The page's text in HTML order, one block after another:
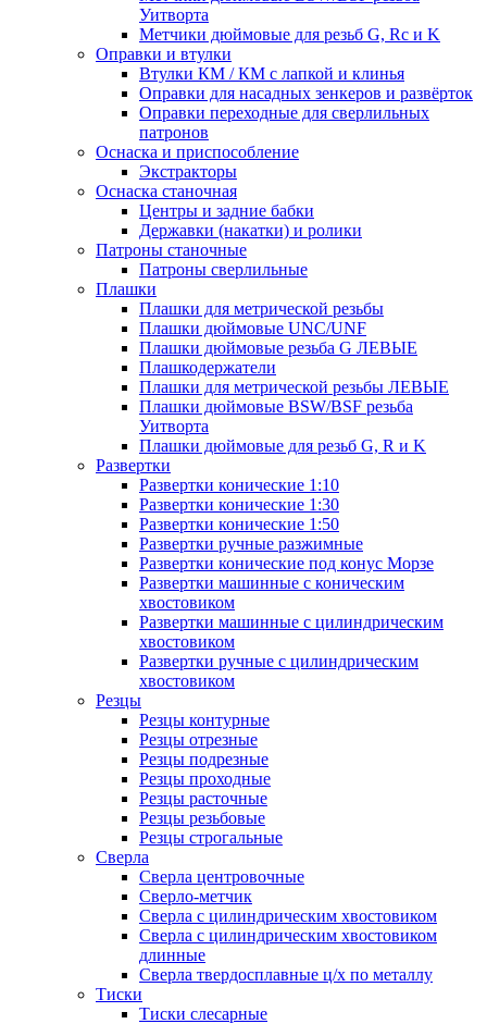
Уитворта
Метчики дюймовые для резьб G, Rc и K
Оправки и втулки
Втулки КМ / КМ с лапкой и клинья
Оправки для насадных зенкеров и развёрток
Оправки переходные для сверлильных
патронов
Оснаска и приспособление
Экстракторы
Оснаска станочная
Центры и задние бабки
Державки (накатки) и ролики
Патроны станочные
Патроны сверлильные
Плашки
Плашки для метрической резьбы
Плашки дюймовые UNC/UNF
Плашки дюймовые резьба G ЛЕВЫЕ
Плашкодержатели
Плашки для метрической резьбы ЛЕВЫЕ
Плашки дюймовые BSW/BSF резьба
Уитворта
Плашки дюймовые для резьб G, R и K
Развертки
Развертки конические 1:10
Развертки конические 1:30
Развертки конические 1:50
Развертки ручные разжимные
Развертки конические под конус Морзе
Развертки машинные с коническим
хвостовиком
Развертки машинные с цилиндрическим
хвостовиком
Развертки ручные с цилиндрическим
хвостовиком
Резцы
Резцы контурные
Резцы отрезные
Резцы подрезные
Резцы проходные
Резцы расточные
Резцы резьбовые
Резцы строгальные
Сверла
Сверла центровочные
Сверло-метчик
Сверла с цилиндрическим хвостовиком
Сверла с цилиндрическим хвостовиком
длинные
Сверла твердосплавные ц/х по металлу
Тиски
Тиски слесарные